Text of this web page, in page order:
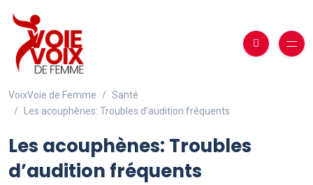
VoixVoie de Femme
Santé
Les acouphènes: Troubles d’audition fréquents
Les acouphènes: Troubles
d’audition fréquents